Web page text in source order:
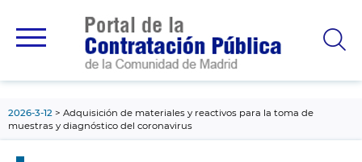
principal
2026-3-12
Adquisición de materiales y reactivos para la toma de
muestras y diagnóstico del coronavirus